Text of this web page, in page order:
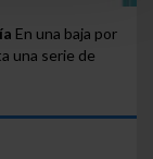
permitir en tu
En una baja por
una serie de